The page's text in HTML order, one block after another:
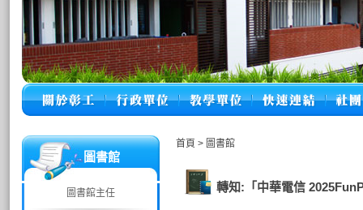
圖書館
圖書館主任
首頁 > 圖書館
轉知:「中華電信